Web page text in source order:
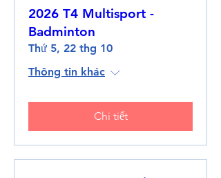
2026 T4 Multisport -
Badminton
Thứ 5, 22 thg 10
Thông tin khác
Chi tiết